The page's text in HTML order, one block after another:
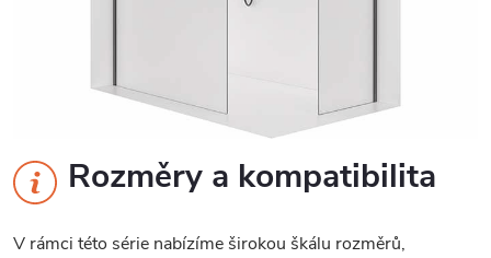
Rozměry a kompatibilita
V rámci této série nabízíme širokou škálu rozměrů,